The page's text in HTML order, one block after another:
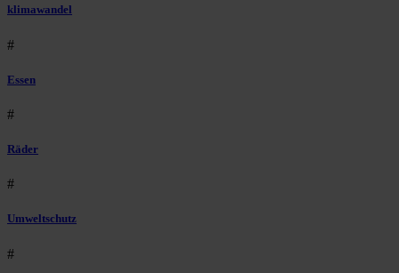
klimawandel
#
Essen
#
Räder
#
Umweltschutz
#